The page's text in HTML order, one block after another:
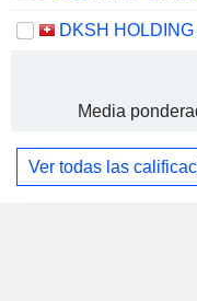
DKSH HOLDING
Media
Ver todas las